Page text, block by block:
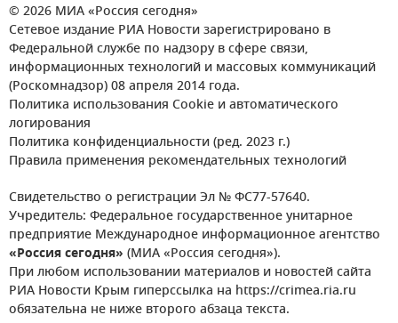
© 2026 МИА «Россия сегодня»
Сетевое издание РИА Новости зарегистрировано в
Федеральной службе по надзору в сфере связи,
информационных технологий и массовых коммуникаций
(Роскомнадзор) 08 апреля 2014 года.
Политика использования Cookie и автоматического
логирования
Политика конфиденциальности (ред. 2023 г.)
Правила применения рекомендательных технологий
Свидетельство о регистрации Эл № ФС77-57640.
Учредитель: Федеральное государственное унитарное
предприятие Международное информационное агентство
«Россия сегодня» (МИА «Россия сегодня»).
При любом использовании материалов и новостей сайта
РИА Новости Крым гиперссылка на https://crimea.ria.ru
обязательна не ниже второго абзаца текста.